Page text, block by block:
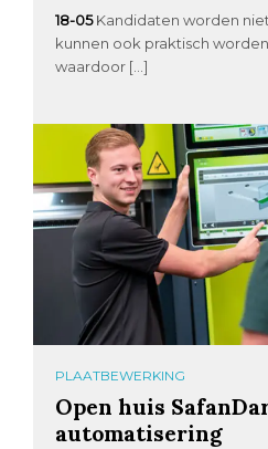
18-05 Kandidaten worden
kunnen ook praktisch
waardoor […]
PLAATBEWERKING
Open huis
automatisering